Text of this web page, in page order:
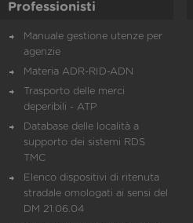
Professionisti
Manuale gestione utenze per
agenzie
Materia ADR-RID-ADN
Trasporto delle merci
deperibili - ATP
Database delle località a
supporto dei sistemi RDS
TMC
Elenco dispositivi di ritenuta
stradale omologati ai sensi del
DM 21.06.04